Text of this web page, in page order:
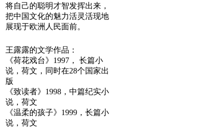
将自己的聪明才智发挥出来，
把中国文化的魅力活灵活现地
展现于欧洲人民面前。
王露露的文学作品：
《荷花戏台》1997， 长篇小
说，荷文，同时在28个国家出
版
《致读者》1998，中篇纪实小
说，荷文
《温柔的孩子》1999，长篇小
说，荷文